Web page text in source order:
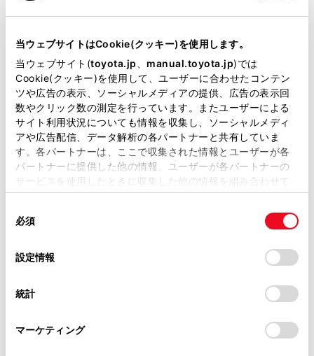
当ウェブサイトはCookie(クッキー)を使用します。
当ウェブサイト(toyota.jp manual.toyota.jp)では
Cookie(クッキー)を使用して、ユーザーに合わせたコンテン
ツや広告の表示、ソーシャルメディアの提供、広告の表示回
数やクリック数の測定を行っています。またユーザーによる
サイト利用状況についても情報を収集し、ソーシャルメディ
アや広告配信、データ解析の各パートナーと共有していま
す。各パートナーは、ここで収集された情報とユーザーが各
パートナーに提供した他の情報、ユーザーが各パートナーの
サービスを使用したときに収集した他の情報を組み合わせて
使用することがあります。当ウェブサイトの使用を続行する
デバイスにすべてのCookie(クッキー)が保存されることに同
意したことになります。Cookie(クッキー)のオプトアウト、
設定の変更、同意を撤回したりするにあたっては、当社の
「Cookie（クッキー）情報の取り扱いについて
」をご覧くだ
必須
設定情報
統計
マーケティング
装備説明/用語解説
基本装備
パワステ
ABS